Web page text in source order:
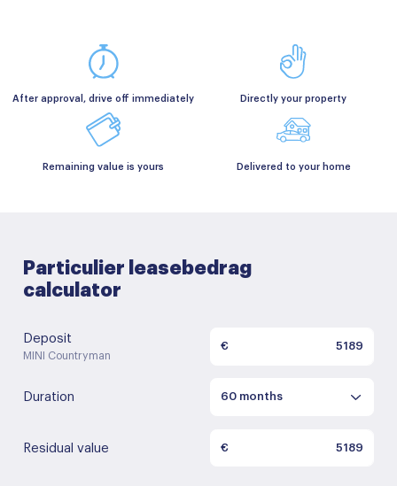
After approval, drive off immediately Directly your property
Remaining value is yours Delivered to your home
Particulier leasebedrag
calculator
Deposit
MINI Countryman
€
Duration
Residual value €